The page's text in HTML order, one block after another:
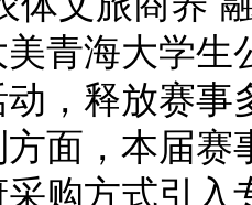
青海大学
，释放赛事
，本届赛
购方式引